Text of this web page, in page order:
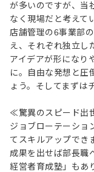
が多いのですが、当
なく現場だと考えて
店舗管理の6事業部
え、それぞれ独立し
アイデアが形になり
に。自由な発想と圧
ょう。そしてまずは
≪驚異のスピード出
ジョブローテーショ
てスキルアップでき
成果を出せば部長職
経営者育成塾」もあ